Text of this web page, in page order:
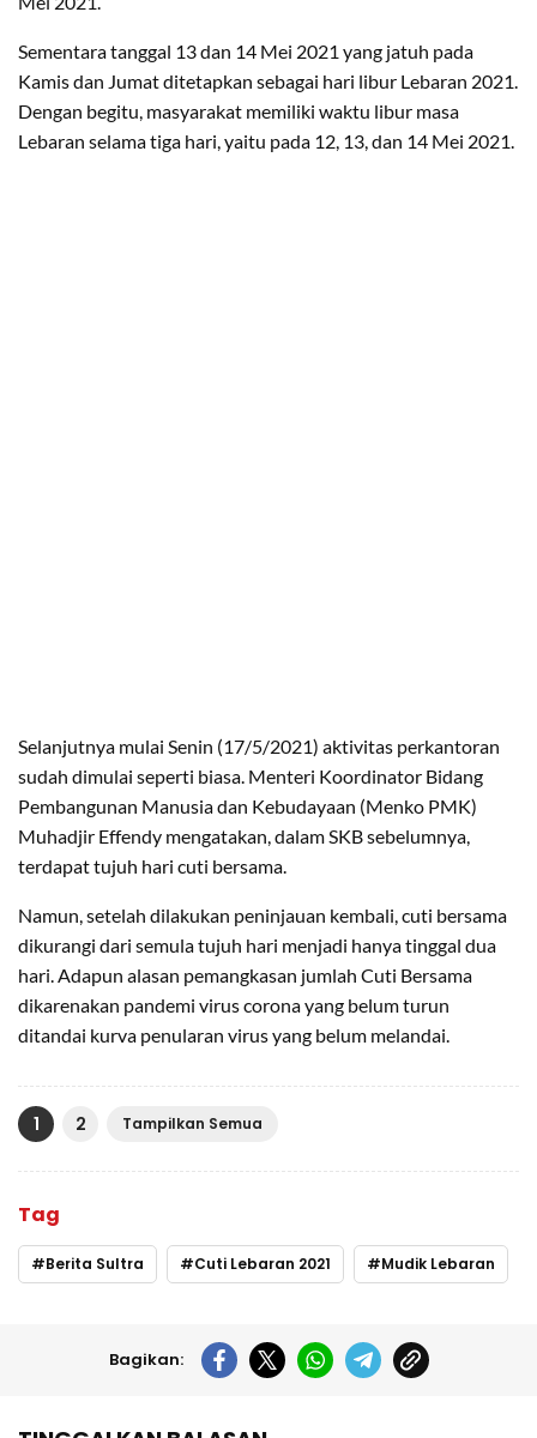
Sementara tanggal 13 dan 14 Mei 2021 yang jatuh pada
Kamis dan Jumat ditetapkan sebagai hari libur Lebaran 2021.
Dengan begitu, masyarakat memiliki waktu libur masa
Lebaran selama tiga hari, yaitu pada 12, 13, dan 14 Mei 2021.
Selanjutnya mulai Senin (17/5/2021) aktivitas perkantoran
sudah dimulai seperti biasa. Menteri Koordinator Bidang
Pembangunan Manusia dan Kebudayaan (Menko PMK)
Muhadjir Effendy mengatakan, dalam SKB sebelumnya,
terdapat tujuh hari cuti bersama.
Namun, setelah dilakukan peninjauan kembali, cuti bersama
dikurangi dari semula tujuh hari menjadi hanya tinggal dua
hari. Adapun alasan pemangkasan jumlah Cuti Bersama
dikarenakan pandemi virus corona yang belum turun
ditandai kurva penularan virus yang belum melandai.
1 2 Tampilkan Semua
Tag
Berita Sultra Cuti Lebaran 2021 Mudik Lebaran
Bagikan: